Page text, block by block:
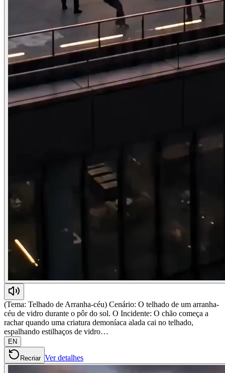
(Tema: Telhado de Arranha-céu) Cenário: O telhado de um arranha-
céu de vidro durante o pôr do sol. O Incidente: O chão começa a
rachar quando uma criatura demoníaca alada cai no telhado,
espalhando estilhaços de vidro…
EN
Recriar Ver detalhes